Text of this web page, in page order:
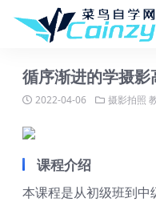
循序渐进的学摄
2022-04-06 摄影拍照
课程介绍
本课程是从初级班到中